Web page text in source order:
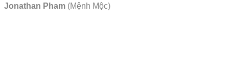
Jonathan Pham (Mệnh Mộc)